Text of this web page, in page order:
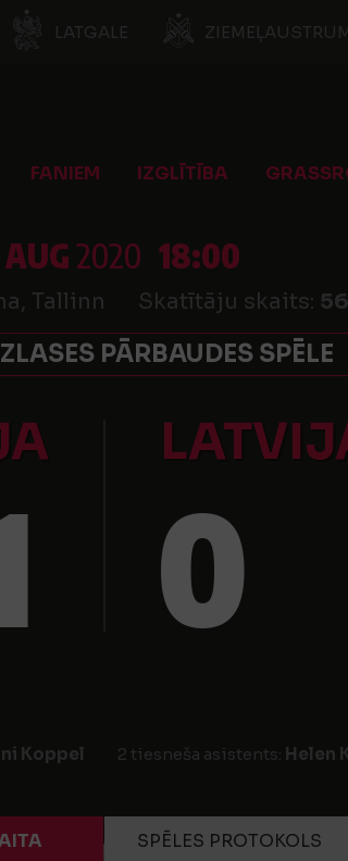
LATGALE
FANIEM IZGLĪTĪBA
2020 18:00
Tallinn Skatītāju skaits:
PĀRBAUDES SPĒLE
0
Koppel 2 tiesneša asistents: Helen
SPĒLES PROTOKOLS